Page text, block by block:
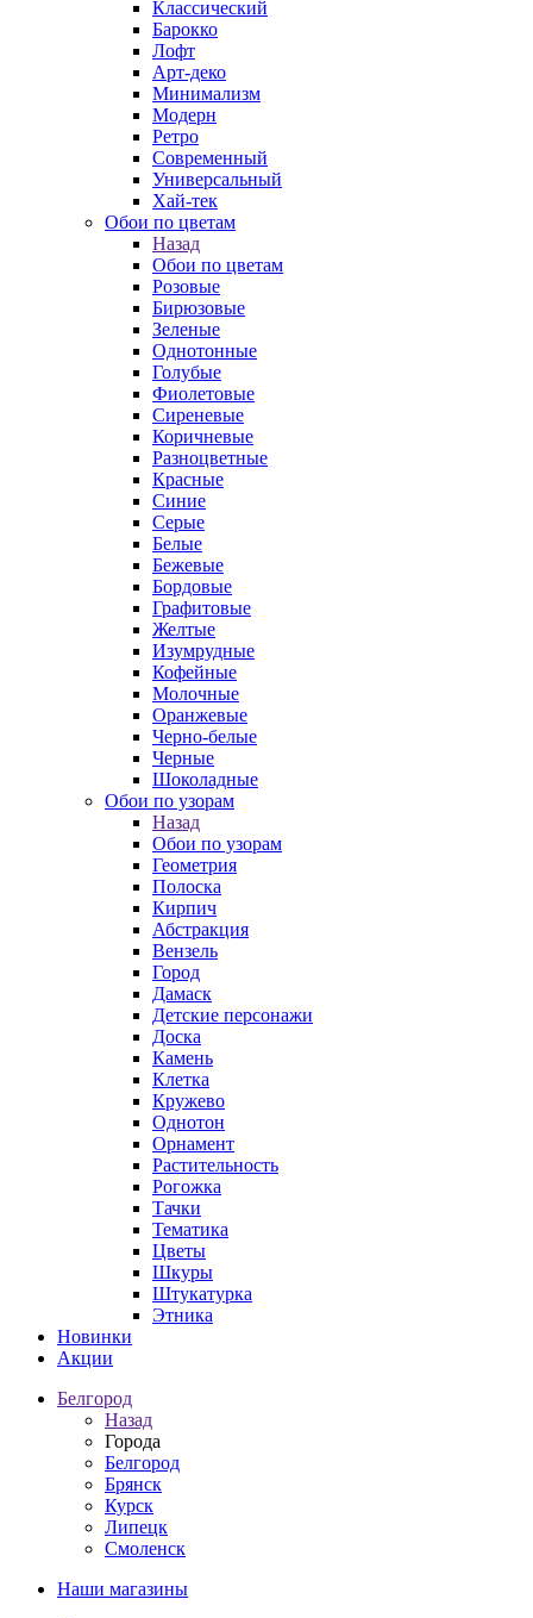
Классический
Барокко
Лофт
Арт-деко
Минимализм
Модерн
Ретро
Современный
Универсальный
Хай-тек
Обои по цветам
Назад
Обои по цветам
Розовые
Бирюзовые
Зеленые
Однотонные
Голубые
Фиолетовые
Сиреневые
Коричневые
Разноцветные
Красные
Синие
Серые
Белые
Бежевые
Бордовые
Графитовые
Желтые
Изумрудные
Кофейные
Молочные
Оранжевые
Черно-белые
Черные
Шоколадные
Обои по узорам
Назад
Обои по узорам
Геометрия
Полоска
Кирпич
Абстракция
Вензель
Город
Дамаск
Детские персонажи
Доска
Камень
Клетка
Кружево
Однотон
Орнамент
Растительность
Рогожка
Тачки
Тематика
Цветы
Шкуры
Штукатурка
Этника
Новинки
Акции
Белгород
Назад
Города
Белгород
Брянск
Курск
Липецк
Смоленск
Наши магазины